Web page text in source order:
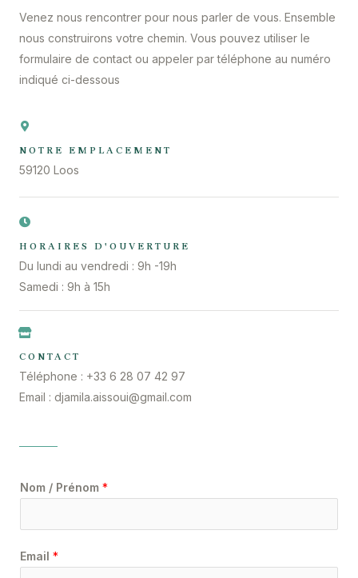
Venez nous rencontrer pour nous parler de vous. Ensemble
nous construirons votre chemin. Vous pouvez utiliser le
formulaire de contact ou appeler par téléphone au numéro
indiqué ci-dessous
NOTRE EMPLACEMENT
59120 Loos
HORAIRES D'OUVERTURE
Du lundi au vendredi : 9h -19h
Samedi : 9h à 15h
CONTACT
Téléphone : +33 6 28 07 42 97
Email : djamila.aissoui@gmail.com
Nom / Prénom *
Email *